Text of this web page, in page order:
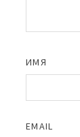
ИМЯ
EMAIL